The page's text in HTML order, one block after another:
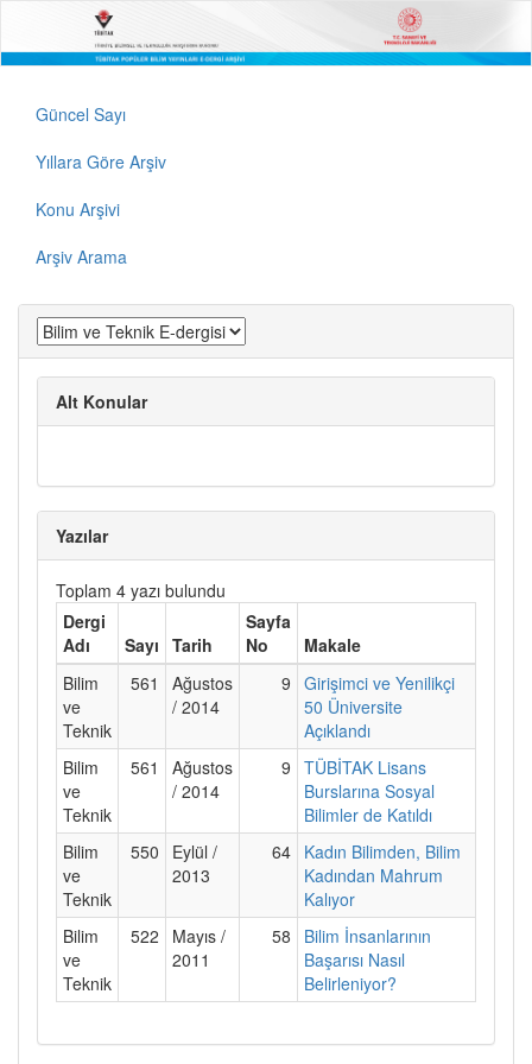
Güncel Sayı
Yıllara Göre Arşiv
Konu Arşivi
Arşiv Arama
Alt Konular
Yazılar
Toplam 4 yazı bulundu
Dergi
Adı
Sayı Tarih
Sayfa
No
Makale
Bilim
ve
Teknik
561
Ağustos
/ 2014
9 Girişimci ve Yenilikçi
50 Üniversite
Açıklandı
Bilim
ve
Teknik
561
Ağustos
/ 2014
9 TÜBİTAK Lisans
Burslarına Sosyal
Bilimler de Katıldı
Bilim
ve
Teknik
550
Eylül /
2013
64 Kadın Bilimden, Bilim
Kadından Mahrum
Kalıyor
Bilim
ve
Teknik
522
Mayıs /
2011
58
Bilim İnsanlarının
Başarısı Nasıl
Belirleniyor?